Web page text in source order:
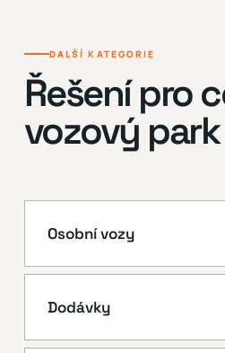
DALŠÍ KATEGORIE
Řešení pro
vozový park
Osobní vozy
Dodávky